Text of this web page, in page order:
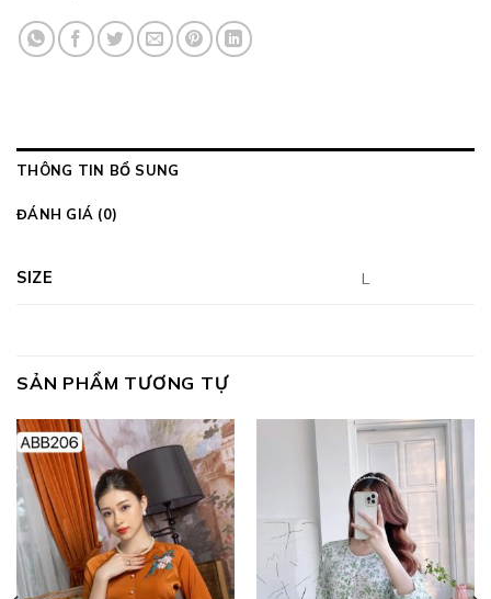
THÔNG TIN BỔ SUNG
ĐÁNH GIÁ (0)
SIZE L
SẢN PHẨM TƯƠNG TỰ